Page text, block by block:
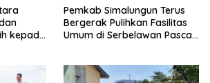
kepada
Pemkab Simalungun Terus
Bergerak Pulihkan Fasilitas
Umum di Serbelawan Pasca